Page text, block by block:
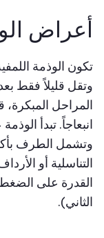
أعراض
تكون الوذمة
وتقل قليلاً فقط
المراحل
انبعاجاً. تبدأ
وتشمل الطرف
التناسلية أو
القدرة على
الثاني).